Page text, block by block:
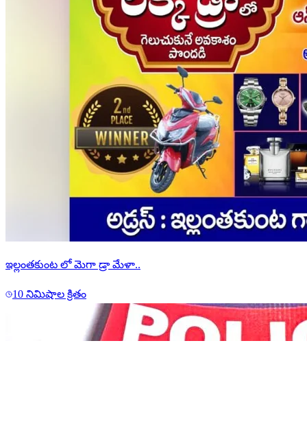
ఇల్లంతకుంట లో మెగా డ్రా మేళా..
10 నిమిషాల క్రితం